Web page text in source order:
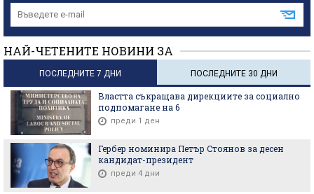
НАЙ-ЧЕТЕНИТЕ НОВИНИ ЗА
ПОСЛЕДНИТЕ 7 ДНИ ПОСЛЕДНИТЕ 30 ДНИ
Властта съкращава дирекциите за социално
подпомагане на 6
преди 1 ден
Гербер номинира Петър Стоянов за десен
кандидат-президент
преди 4 дни